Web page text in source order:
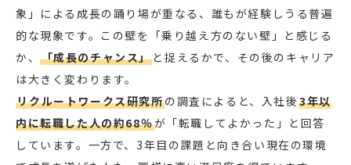
象」による成長の踊り場が重なる、誰もが経験しうる普遍
的な現象です。この壁を「乗り越え方のない壁」と感じる
か、「成長のチャンス」と捉えるかで、その後のキャリア
は大きく変わります。
リクルートワークス研究所の調査によると、入社後3年以
内に転職した人の約68％が「転職してよかった」と回答
しています。一方で、3年目の課題と向き合い現在の環境